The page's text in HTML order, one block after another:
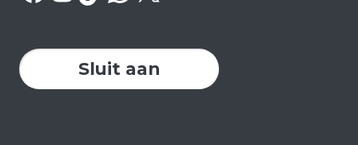
Sluit aan